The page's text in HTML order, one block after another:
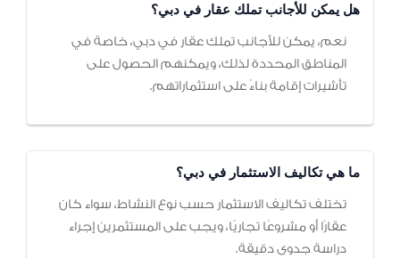
هل يمكن للأجانب تملك عقار في دبي؟
نعم، يمكن للأجانب تملك عقار في دبي، خاصة في
المناطق المحددة لذلك، ويمكنهم الحصول على
تأشيرات إقامة بناءً على استثماراتهم.
ما هي تكاليف الاستثمار في دبي؟
تختلف تكاليف الاستثمار حسب نوع النشاط، سواء كان
عقارًا أو مشروعًا تجاريًا، ويجب على المستثمرين إجراء
دراسة جدوى دقيقة.